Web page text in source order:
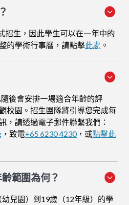
招生，因此學生可以在一年中的
的學術行事曆，請點擊此處 。
後會安排一場適合年齡的評
校園。招生團隊將引導您完成每
，請透過電子郵件聯繫我們：
，致電+65 6230 4230，或點擊此
範圍為何？
兒園）到19歲（12年級）的學